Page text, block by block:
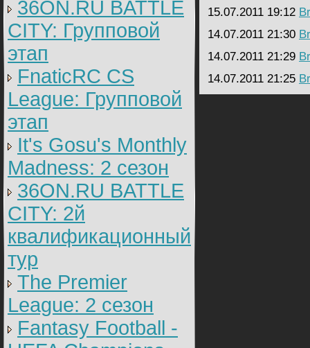
36ON.RU BATTLE
CITY: Групповой
этап
FnaticRC CS
League: Групповой
этап
It's Gosu's Monthly
Madness: 2 сезон
36ON.RU BATTLE
CITY: 2й
квалификационный
тур
The Premier
League: 2 cезон
Fantasy Football -
15.07.2011 19:12
14.07.2011 21:30
14.07.2011 21:29
14.07.2011 21:25